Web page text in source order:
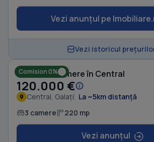
Vezi anunțul pe
Vezi istoricul
Comision 0%
Casă cu 3 camere în Central
120.000 €
Central, Galați La ~5km distanță
3 camere 220 mp
Vezi anunțul